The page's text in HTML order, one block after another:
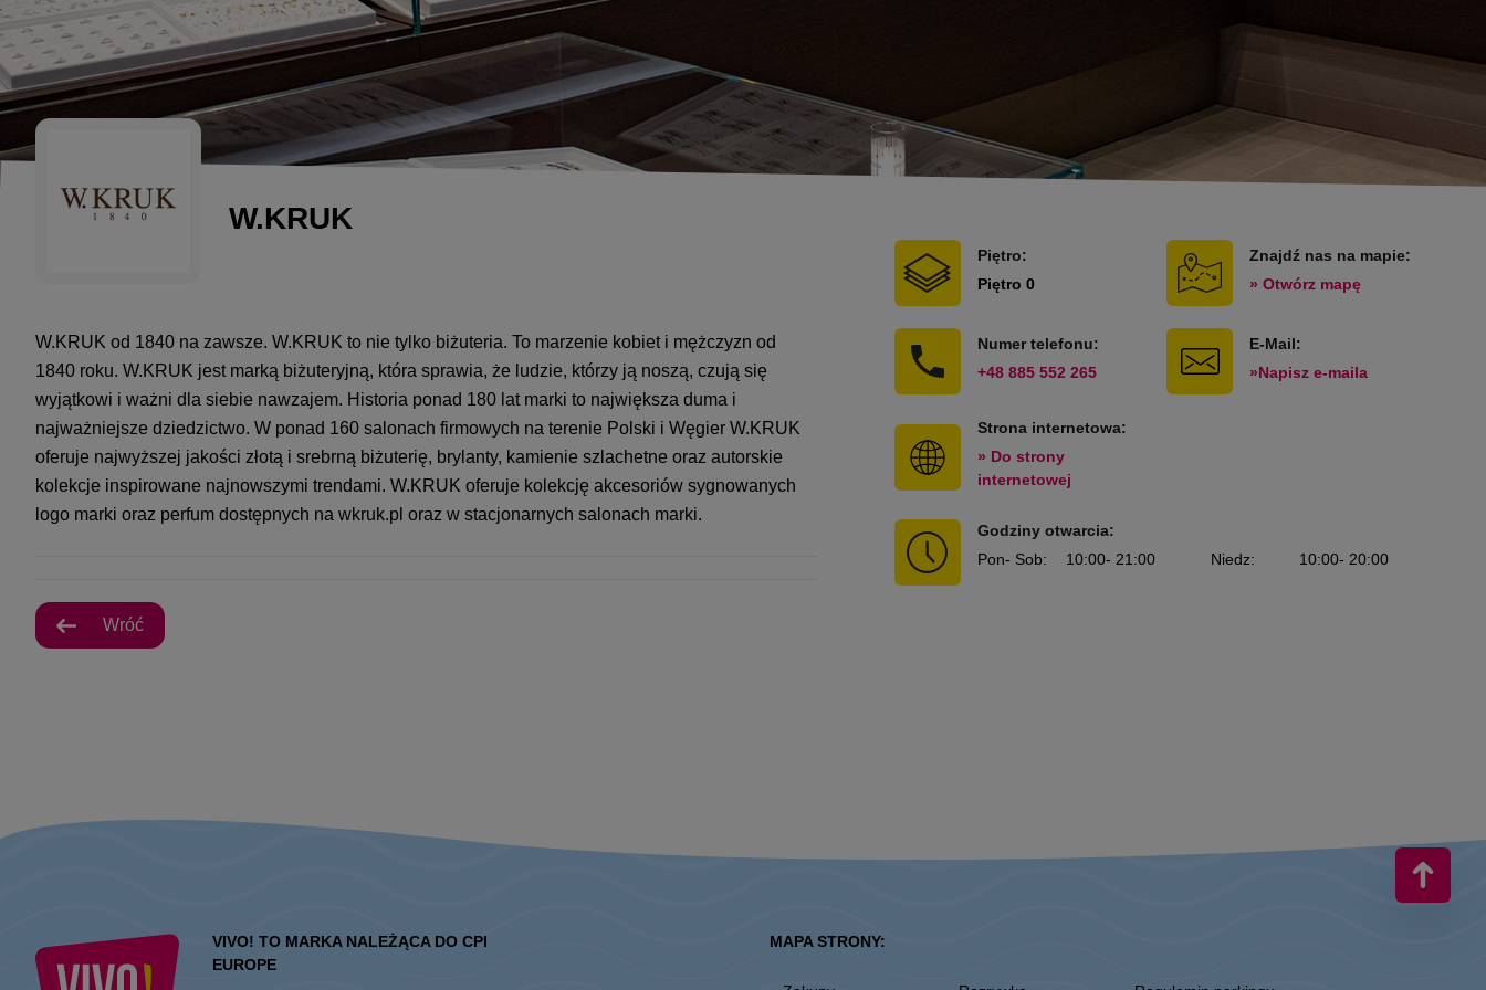
W.KRUK
W.KRUK od 1840 na zawsze. W.KRUK to nie tylko biżuteria. To marzenie kobiet i mężczyzn od
1840 roku. W.KRUK jest marką biżuteryjną, która sprawia, że ludzie, którzy ją noszą, czują się
wyjątkowi i ważni dla siebie nawzajem. Historia ponad 180 lat marki to największa duma i
najważniejsze dziedzictwo. W ponad 160 salonach firmowych na terenie Polski i Węgier W.KRUK
oferuje najwyższej jakości złotą i srebrną biżuterię, brylanty, kamienie szlachetne oraz autorskie
kolekcje inspirowane najnowszymi trendami. W.KRUK oferuje kolekcję akcesoriów sygnowanych
logo marki oraz perfum dostępnych na wkruk.pl oraz w stacjonarnych salonach marki.
Wróć
Piętro:
Piętro 0
Znajdź nas na mapie:
» Otwórz mapę
Numer telefonu:
+48 885 552 265
E-Mail:
»Napisz e-maila
Strona internetowa:
» Do strony
internetowej
Godziny otwarcia:
Pon- Sob: 10:00- 21:00 Niedz: 10:00- 20:00
VIVO! TO MARKA NALEŻĄCA DO CPI
EUROPE
MAPA STRONY: